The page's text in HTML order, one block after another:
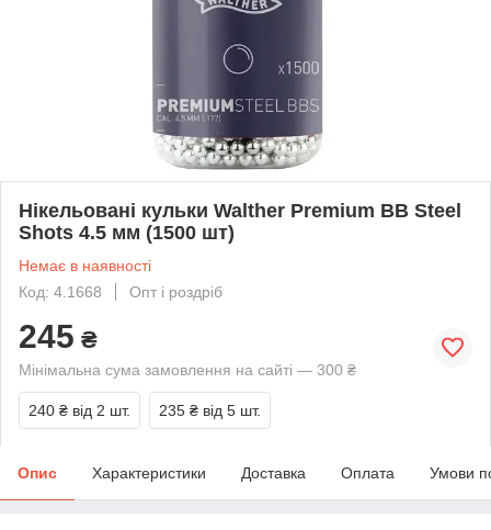
Нікельовані кульки Walther Premium BB Steel
Shots 4.5 мм (1500 шт)
Немає в наявності
Код: 4.1668
Опт і роздріб
245 ₴
Мінімальна сума замовлення на сайті — 300 ₴
240 ₴ від 2 шт. 235 ₴ від 5 шт.
Опис Характеристики Доставка Оплата Умови